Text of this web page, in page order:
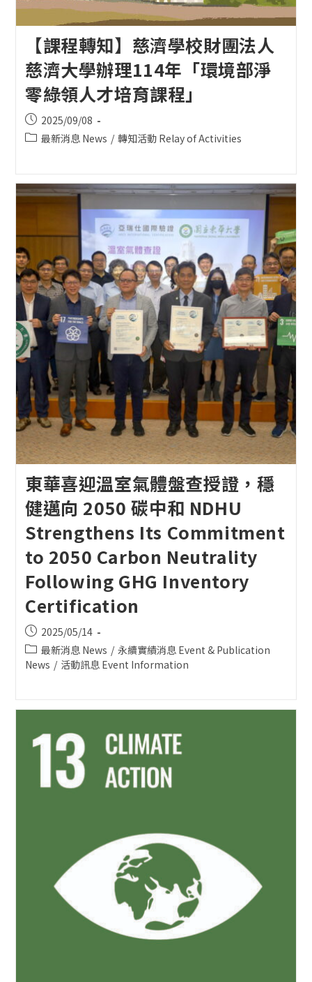
【課程轉知】慈濟學校財團法人
慈濟大學辦理114年「環境部淨
零綠領人才培育課程」
Post
published:
2025/09/08
Post最新消息 News / 轉知活動 Relay of Activities
東華喜迎溫室氣體盤查授證，穩
健邁向 2050 碳中和 NDHU
Strengthens Its Commitment
to 2050 Carbon Neutrality
Following GHG Inventory
Certification
Post
published:
2025/05/14
Post
category:
最新消息 News / 永續實績消息 Event & Publication
News / 活動訊息 Event Information